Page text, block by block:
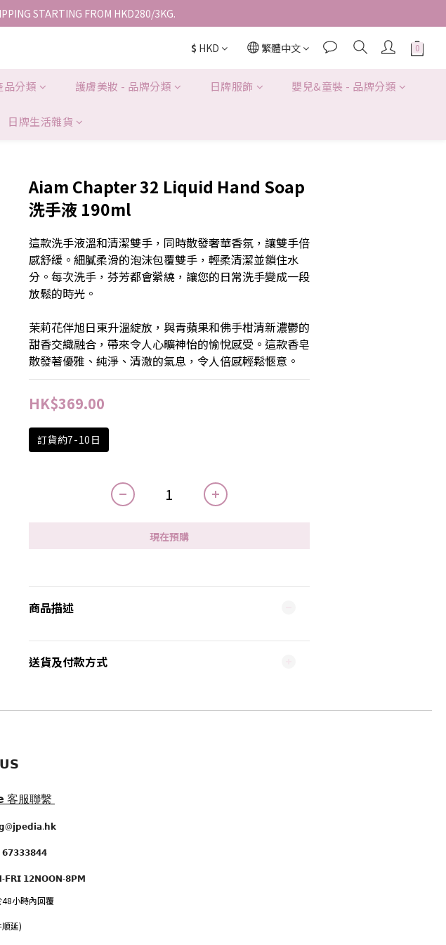
站、營業點或智能櫃取件。
STARTING FROM HKD280/3KG.
$ HKD 繁體中文
品分類 護膚美妝 - 品牌分類 日牌服飾 嬰兒&童裝 - 品牌分類
日牌生活雜貨
Aiam Chapter 32 Liquid Hand Soap
洗手液 190ml
這款洗手液溫和清潔雙手，同時散發奢華香氛，讓雙手倍
感舒緩。細膩柔滑的泡沫包覆雙手，輕柔清潔並鎖住水
分。每次洗手，芬芳都會縈繞，讓您的日常洗手變成一段
放鬆的時光。
茉莉花伴旭日東升溫綻放，與青蘋果和佛手柑清新濃鬱的
甜香交織融合，帶來令人心曠神怡的愉悅感受。這款香皂
散發著優雅、純淨、清澈的氣息，令人倍感輕鬆愜意。
HK$369.00
訂貨約7-10日
現在預購
商品描述
送貨及付款方式
客服聯繫
𝟲𝟳𝟯𝟯𝟯𝟴𝟰𝟰
𝗙𝗥𝗜 𝟭𝟮𝗡𝗢𝗢𝗡-𝟴𝗣𝗠
小時內回覆
延)